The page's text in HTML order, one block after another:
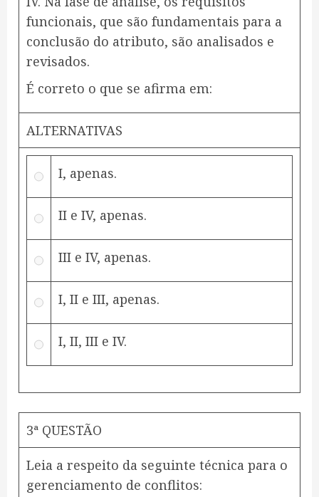
funcionais, que são fundamentais para a
conclusão do atributo, são analisados e
revisados.
É correto o que se afirma em:
ALTERNATIVAS
I, apenas.
II e IV, apenas.
III e IV, apenas.
I, II e III, apenas.
I, II, III e IV.
3ª QUESTÃO
Leia a respeito da seguinte técnica para o
gerenciamento de conflitos: